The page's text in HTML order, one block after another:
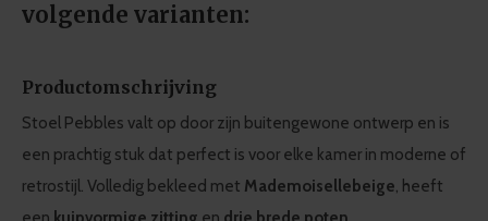
volgende varianten:
Productomschrijving
Stoel Pebbles valt op door zijn buitengewone ontwerp en is
een prachtig stuk dat perfect is voor elke kamer in moderne of
retrostijl. Volledig bekleed met Mademoiselle beige, heeft